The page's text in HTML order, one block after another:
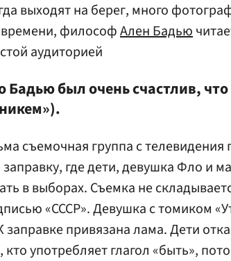
выходят на берег, много
времени, философАлен Бадью
аудиторией
Бадью был очень счастлив,
съемочная группа с телевидения
где дети, девушка Фло и
в выборах. Съемка не
«СССР». Девушка с томиком
привязана лама. Дети
кто употребляет глагол «быть»,